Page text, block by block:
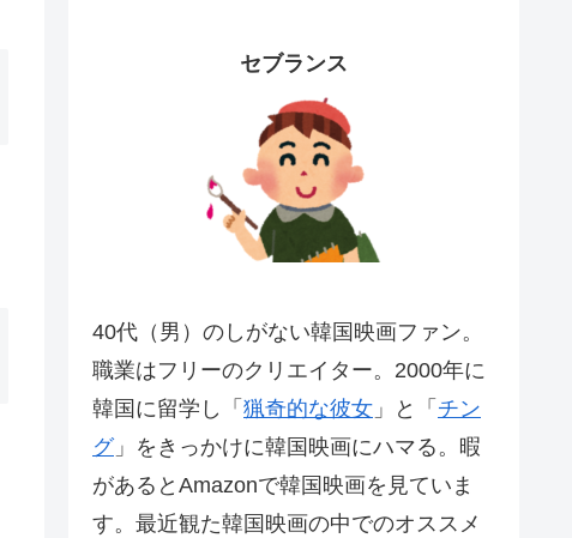
セブランス
40代（男）のしがない韓国映画ファン。
職業はフリーのクリエイター。2000年に
韓国に留学し「 猟奇的な彼女 」と「 チン
グ」をきっかけに韓国映画にハマる。暇
があるとAmazonで韓国映画を見ていま
す。最近観た韓国映画の中でのオススメ